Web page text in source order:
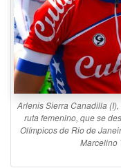
Arlenis Sierra Canadilla
ruta femenino, que se
Olímpicos de Rio de
Marcelino